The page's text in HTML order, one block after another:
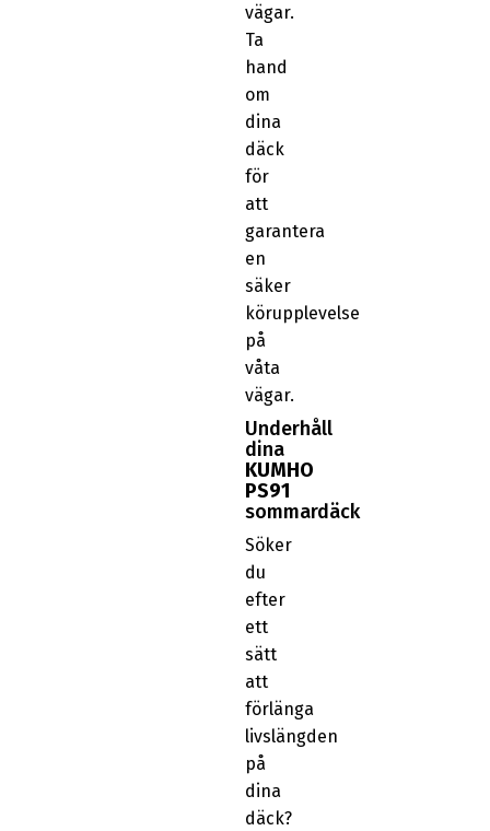
vägar.
Ta
hand
om
dina
däck
för
att
garantera
en
säker
körupplevelse
på
våta
vägar.
Underhåll
dina
KUMHO
PS91
sommardäck
Söker
du
efter
ett
sätt
att
förlänga
livslängden
på
dina
däck?